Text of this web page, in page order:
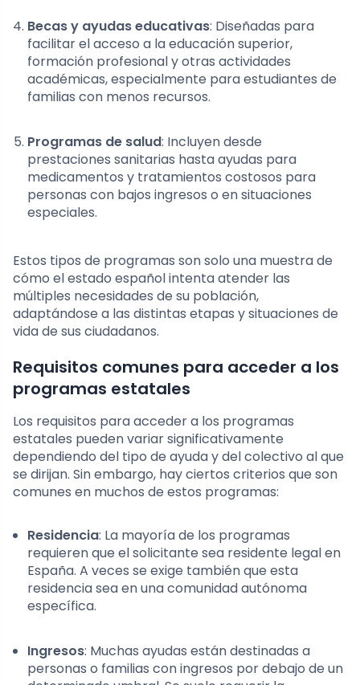
Becas y ayudas educativas: Diseñadas para
facilitar el acceso a la educación superior,
formación profesional y otras actividades
académicas, especialmente para estudiantes de
familias con menos recursos.
Programas de salud: Incluyen desde
prestaciones sanitarias hasta ayudas para
medicamentos y tratamientos costosos para
personas con bajos ingresos o en situaciones
especiales.
Estos tipos de programas son solo una muestra de
cómo el estado español intenta atender las
múltiples necesidades de su población,
adaptándose a las distintas etapas y situaciones de
vida de sus ciudadanos.
Requisitos comunes para acceder a los
programas estatales
Los requisitos para acceder a los programas
estatales pueden variar significativamente
dependiendo del tipo de ayuda y del colectivo al que
se dirijan. Sin embargo, hay ciertos criterios que son
comunes en muchos de estos programas:
Residencia: La mayoría de los programas
requieren que el solicitante sea residente legal en
España. A veces se exige también que esta
residencia sea en una comunidad autónoma
específica.
Ingresos: Muchas ayudas están destinadas a
personas o familias con ingresos por debajo de un